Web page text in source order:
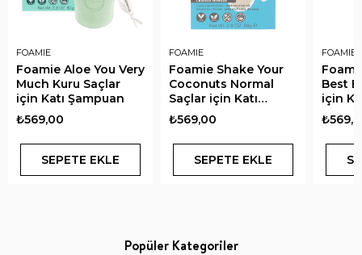
FOAMIE
Foamie Aloe You Very
Much Kuru Saçlar
için Katı Şampuan
₺569,00
SEPETE EKLE
FOAMIE
Foamie Shake Your
Coconuts Normal
Saçlar için Katı
Şampuan
₺569,00
SEPETE EKLE
FOAMIE
Best
için
Popüler Kategoriler